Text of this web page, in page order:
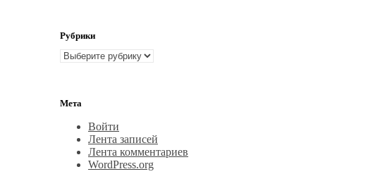
Рубрики
Рубрики
Мета
Войти
Лента записей
Лента комментариев
WordPress.org